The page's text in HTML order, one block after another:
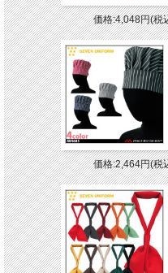
価格:4,048円(税
価格:2,464円(税